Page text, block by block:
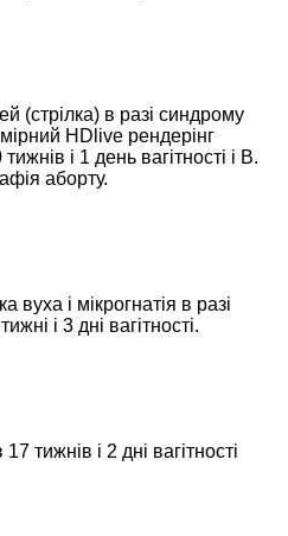
(стрілка) в разі синдрому
HDlive рендерінг
і 1 день вагітності і В.
аборту.
вуха і мікрогнатія в разі
і 3 дні вагітності.
тижнів і 2 дні вагітності